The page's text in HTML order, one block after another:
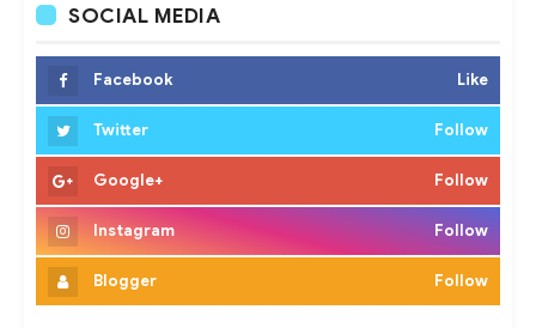
SOCIAL MEDIA
Facebook Like
Twitter Follow
Google+ Follow
Instagram Follow
Blogger Follow